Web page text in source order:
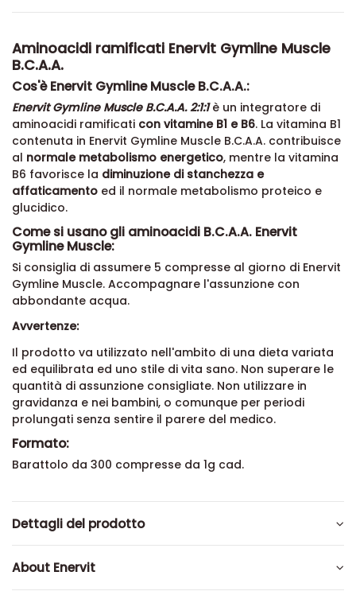
Aminoacidi ramificati Enervit Gymline Muscle
B.C.A.A.
Cos'è Enervit Gymline Muscle B.C.A.A.:
Enervit Gymline Muscle B.C.A.A. 2:1:1è un integratore di
aminoacidi ramificati con vitamine B1 e B6. La vitamina B1
contenuta in Enervit Gymline Muscle B.C.A.A. contribuisce
al normale metabolismo energetico, mentre la vitamina
B6 favorisce la diminuzione di stanchezza e
affaticamento ed il normale metabolismo proteico e
glucidico.
Come si usano gli aminoacidi B.C.A.A. Enervit
Gymline Muscle:
Si consiglia di assumere 5 compresse al giorno di Enervit
Gymline Muscle. Accompagnare l'assunzione con
abbondante acqua.
Avvertenze:
Il prodotto va utilizzato nell'ambito di una dieta variata
ed equilibrata ed uno stile di vita sano. Non superare le
quantità di assunzione consigliate. Non utilizzare in
gravidanza e nei bambini, o comunque per periodi
prolungati senza sentire il parere del medico.
Formato:
Barattolo da 300 compresse da 1g cad.
Dettagli del prodotto
About Enervit